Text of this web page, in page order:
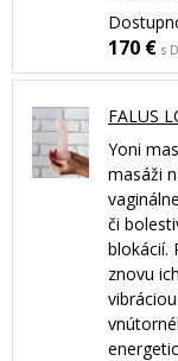
170 € s
FALUS
Yoni
masáži
či
blokácií.
znovu